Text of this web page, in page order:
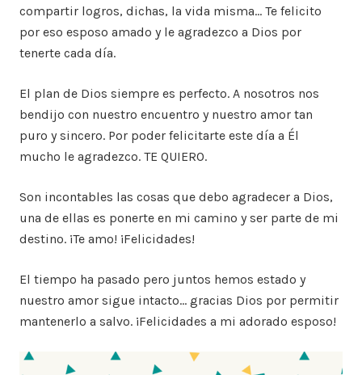
compartir logros, dichas, la vida misma… Te felicito
por eso esposo amado y le agradezco a Dios por
tenerte cada día.
El plan de Dios siempre es perfecto. A nosotros nos
bendijo con nuestro encuentro y nuestro amor tan
puro y sincero. Por poder felicitarte este día a Él
mucho le agradezco. TE QUIERO.
Son incontables las cosas que debo agradecer a Dios,
una de ellas es ponerte en mi camino y ser parte de mi
destino. ¡Te amo! ¡Felicidades!
El tiempo ha pasado pero juntos hemos estado y
nuestro amor sigue intacto… gracias Dios por permitir
mantenerlo a salvo. ¡Felicidades a mi adorado esposo!